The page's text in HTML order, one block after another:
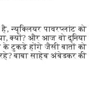
न्यूक्लियर पावरप्लांट को
क्यों? और आज वो दुनिया
टुकड़े होंगे जैसी बातों को
बाबा साहेब अंबेडकर की